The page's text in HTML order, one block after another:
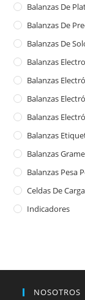
Balanzas De
Balanzas De
Balanzas De
Balanzas
Balanzas
Balanzas
Balanzas
Balanzas
Balanzas
Balanzas Pesa
Celdas De Carga
Indicadores
NOSOTROS